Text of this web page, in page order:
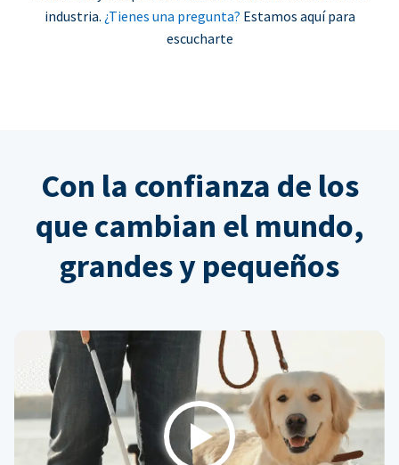
industria. ¿Tienes una pregunta? Estamos aquí para
escucharte
Con la confianza de los
que cambian el mundo,
grandes y pequeños
Play